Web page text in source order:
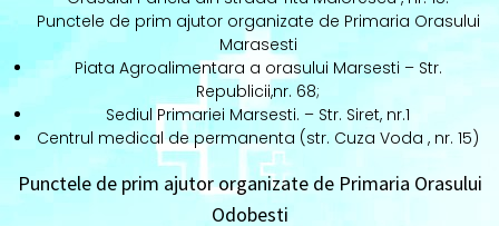
Punctele de prim ajutor organizate de Primaria Orasului
Marasesti
Piata Agroalimentara a orasului Marsesti – Str.
Republicii,nr. 68;
Sediul Primariei Marsesti. – Str. Siret, nr.1
Centrul medical de permanenta (str. Cuza Voda , nr. 15)
Punctele de prim ajutor organizate de Primaria Orasului
Odobesti